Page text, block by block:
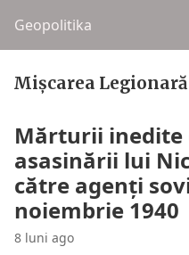
Geopolitika
Mișcarea Legionară
Mărturii inedite
asasinării lui
către agenți
noiembrie 1940
8 luni ago